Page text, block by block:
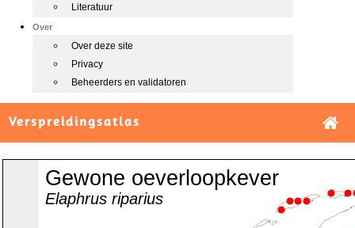
Literatuur
Over
Over deze site
Privacy
Beheerders en validatoren
Verspreidingsatlas